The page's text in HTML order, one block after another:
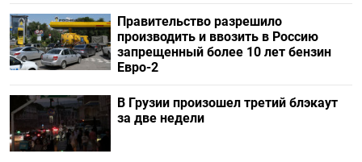
Правительство разрешило
производить и ввозить в Россию
запрещенный более 10 лет бензин
Евро-2
В Грузии произошел третий блэкаут
за две недели